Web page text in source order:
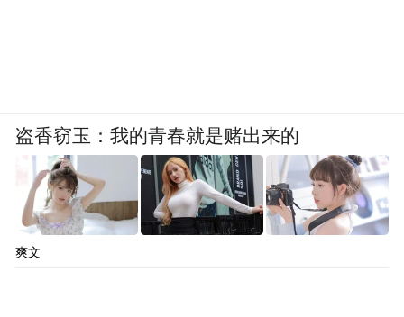
盗香窃玉：我的青春就是赌出来的
爽文